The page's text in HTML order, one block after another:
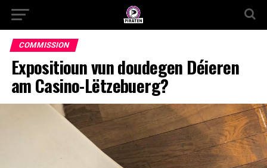
COMMISSION
Expositioun vun doudegen Déieren
am Casino-Lëtzebuerg?